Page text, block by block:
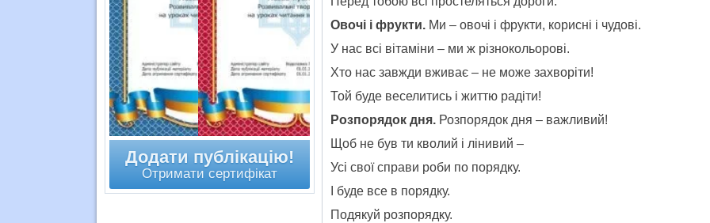
Овочі і фрукти.Ми – овочі і фрукти, корисні і чудові.
У нас всі вітаміни – ми ж різнокольорові.
Хто нас завжди вживає – не може захворіти!
Той буде веселитись і життю радіти!
Розпорядок дня.Розпорядок дня – важливий!
Щоб не був ти кволий і лінивий –
Усі свої справи роби по порядку.
І буде все в порядку.
Подякуй розпорядку.
Додати публікацію!
Отримати сертифікат